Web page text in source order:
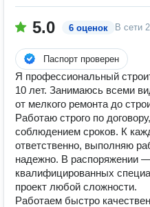
5.0 6 оценок В сети
Паспорт проверен
Я профессиональный
10 лет. Занимаюсь всеми
от мелкого ремонта до
Работаю строго по
соблюдением сроков. К
ответственно, выполняю
надежно. В распоряжении
квалифицированных
проект любой сложности.
Работаем быстро